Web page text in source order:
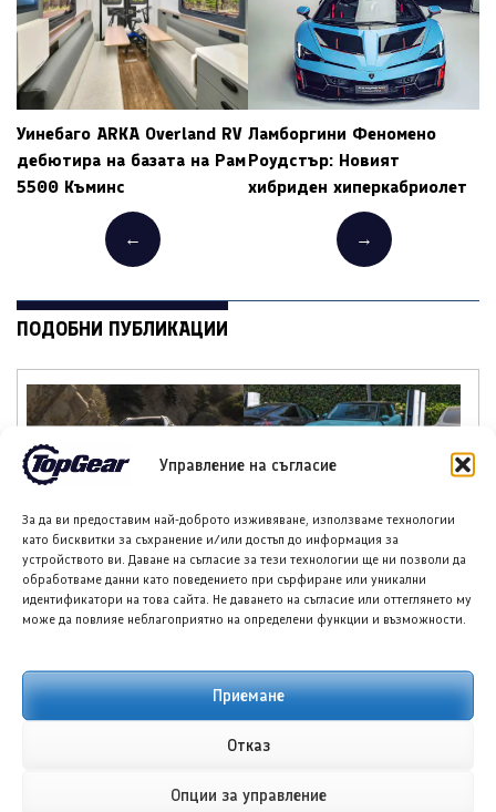
Управление на съгласие
За да ви предоставим най-доброто изживяване, използваме технологии
като бисквитки за съхранение и/или достъп до информация за
устройството ви. Даване на съгласие за тези технологии ще ни позволи да
обработваме данни като поведението при сърфиране или уникални
идентификатори на това сайта. Не даването на съгласие или оттеглянето му
може да повлияе неблагоприятно на определени функции и възможности.
Приемане
Отказ
Опции за управление
Уинебаго ARKA Overland RV
дебютира на базата на Рам
5500 Къминс
←
Ламборгини Феномено
Роудстър: Новият
хибриден хиперкабриолет
→
ПОДОБНИ ПУБЛИКАЦИИ
Цени от 34 484 евро
за пробег под
очакванията, но по-
добри от
конкуренцията
Хюндай IONIQ 6
Турция с нов облик и